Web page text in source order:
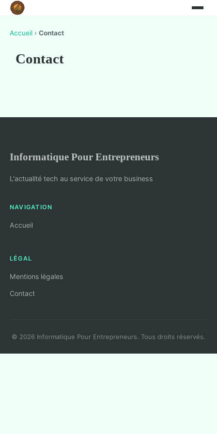
Accueil › Contact
Contact
Informatique Pour Entrepreneurs
L'actualité tech au service de votre business
NAVIGATION
Accueil
LÉGAL
Mentions légales
Contact
© 2026 Informatique Pour Entrepreneurs. Tous droits réservés.